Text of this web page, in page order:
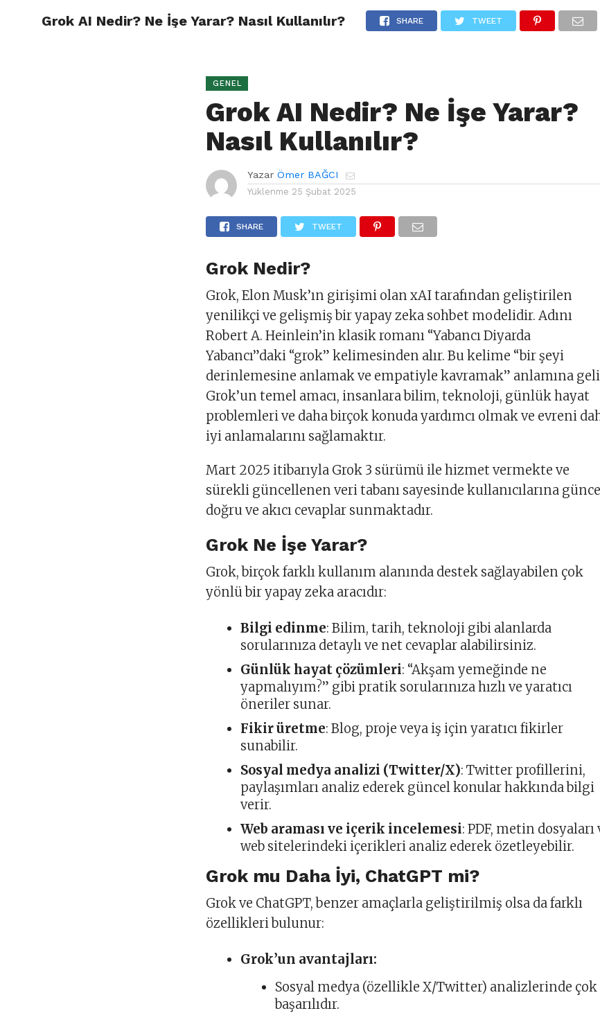
ÖMER BAĞCI KIMDIR? AJANDA KURUMSAL EXCEL EĞITIMI
Grok AI Nedir? Ne İşe Yarar? Nasıl Kullanılır? SHARE TWEET
GENEL
Grok AI Nedir? Ne İşe Yarar?
Nasıl Kullanılır?
Yazar Ömer BAĞCI
Yüklenme 25 Şubat 2025
SHARE TWEET
Grok Nedir?
Grok, Elon Musk’ın girişimi olan xAI tarafından geliştirilen
yenilikçi ve gelişmiş bir yapay zeka sohbet modelidir. Adını
Robert A. Heinlein’in klasik romanı “Yabancı Diyarda
Yabancı”daki “grok” kelimesinden alır. Bu kelime “bir şeyi
derinlemesine anlamak ve empatiyle kavramak” anlamına
Grok’un temel amacı, insanlara bilim, teknoloji, günlük hayat
problemleri ve daha birçok konuda yardımcı olmak ve evreni
iyi anlamalarını sağlamaktır.
Mart 2025 itibarıyla Grok 3 sürümü ile hizmet vermekte ve
sürekli güncellenen veri tabanı sayesinde kullanıcılarına
doğru ve akıcı cevaplar sunmaktadır.
Grok Ne İşe Yarar?
Grok, birçok farklı kullanım alanında destek sağlayabilen çok
yönlü bir yapay zeka aracıdır:
Bilgi edinme: Bilim, tarih, teknoloji gibi alanlarda
sorularınıza detaylı ve net cevaplar alabilirsiniz.
Günlük hayat çözümleri: “Akşam yemeğinde ne
yapmalıyım?” gibi pratik sorularınıza hızlı ve yaratıcı
öneriler sunar.
Fikir üretme: Blog, proje veya iş için yaratıcı fikirler
sunabilir.
Sosyal medya analizi (Twitter/X): Twitter profillerini,
paylaşımları analiz ederek güncel konular hakkında bilgi
verir.
Web araması ve içerik incelemesi: PDF, metin dosyaları
web sitelerindeki içerikleri analiz ederek özetleyebilir.
Grok mu Daha İyi, ChatGPT mi?
Grok ve ChatGPT, benzer amaçlarla geliştirilmiş olsa da farklı
özellikleri bulunur:
Grok’un avantajları:
Sosyal medya (özellikle X/Twitter) analizlerinde çok
başarılıdır.